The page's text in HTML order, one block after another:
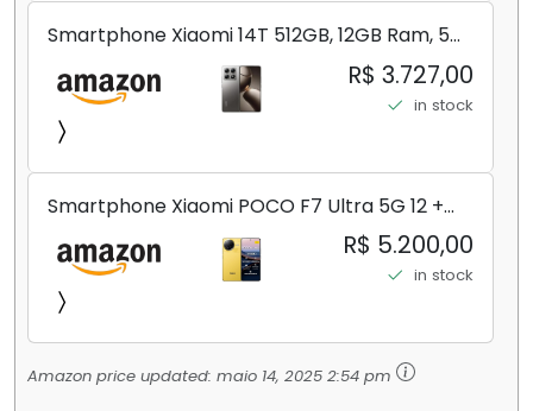
Smartphone Xiaomi 14T 512GB, 12GB Ram, 5G,
Leica, Cinza - no Brasil
R$ 3.727,00
in stock
Smartphone Xiaomi POCO F7 Ultra 5G 12 +
256GB/16+512GB Processador Snapdragon 8
Elite Top de Linha Chip VisionBoost D7 para
Jogos Pesados Tela Flow AMOLED 2K...
R$ 5.200,00
in stock
Amazon price updated: maio 14, 2025 2:54 pm